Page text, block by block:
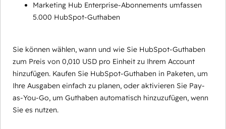
Marketing Hub Enterprise-Abonnements umfassen
5.000 HubSpot-Guthaben
Sie können wählen, wann und wie Sie HubSpot-Guthaben
zum Preis von 0,010 USD pro Einheit zu Ihrem Account
hinzufügen. Kaufen Sie HubSpot-Guthaben in Paketen, um
Ihre Ausgaben einfach zu planen, oder aktivieren Sie Pay-
as-You-Go, um Guthaben automatisch hinzuzufügen, wenn
Sie es nutzen.